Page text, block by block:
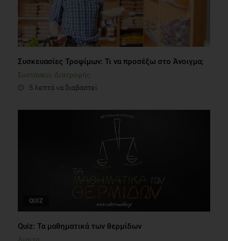
Συσκευασίες Τροφίμων: Τι να προσέξω στο Άνοιγμα;
Συστάσεις Διατροφής
5 λεπτά να διαβαστεί
QUIZ
Quiz: Τα μαθηματικά των θερμίδων
Δίαιτα